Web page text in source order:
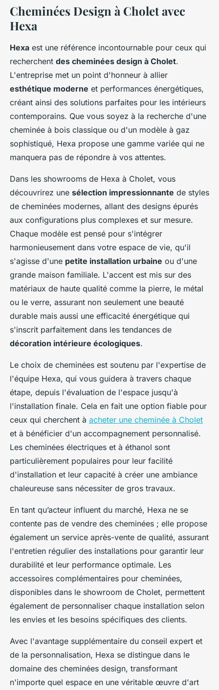
Cheminées Design à Cholet avec
Hexa
Hexa est une référence incontournable pour ceux qui
recherchent des cheminées design à Cholet.
L'entreprise met un point d'honneur à allier
esthétique moderne et performances énergétiques,
créant ainsi des solutions parfaites pour les intérieurs
contemporains. Que vous soyez à la recherche d'une
cheminée à bois classique ou d'un modèle à gaz
sophistiqué, Hexa propose une gamme variée qui ne
manquera pas de répondre à vos attentes.
Dans les showrooms de Hexa à Cholet, vous
découvrirez une sélection impressionnante de styles
de cheminées modernes, allant des designs épurés
aux configurations plus complexes et sur mesure.
Chaque modèle est pensé pour s'intégrer
harmonieusement dans votre espace de vie, qu'il
s'agisse d'une petite installation urbaine ou d'une
grande maison familiale. L'accent est mis sur des
matériaux de haute qualité comme la pierre, le métal
ou le verre, assurant non seulement une beauté
durable mais aussi une efficacité énergétique qui
s'inscrit parfaitement dans les tendances de
décoration intérieure écologiques.
Le choix de cheminées est soutenu par l'expertise de
l'équipe Hexa, qui vous guidera à travers chaque
étape, depuis l'évaluation de l'espace jusqu'à
l'installation finale. Cela en fait une option fiable pour
ceux qui cherchent à acheter une cheminée à Cholet
et à bénéficier d'un accompagnement personnalisé.
Les cheminées électriques et à éthanol sont
particulièrement populaires pour leur facilité
d'installation et leur capacité à créer une ambiance
chaleureuse sans nécessiter de gros travaux.
En tant qu’acteur influent du marché, Hexa ne se
contente pas de vendre des cheminées ; elle propose
également un service après-vente de qualité, assurant
l'entretien régulier des installations pour garantir leur
durabilité et leur performance optimale. Les
accessoires complémentaires pour cheminées,
disponibles dans le showroom de Cholet, permettent
également de personnaliser chaque installation selon
les envies et les besoins spécifiques des clients.
Avec l'avantage supplémentaire du conseil expert et
de la personnalisation, Hexa se distingue dans le
domaine des cheminées design, transformant
n'importe quel espace en une véritable œuvre d'art